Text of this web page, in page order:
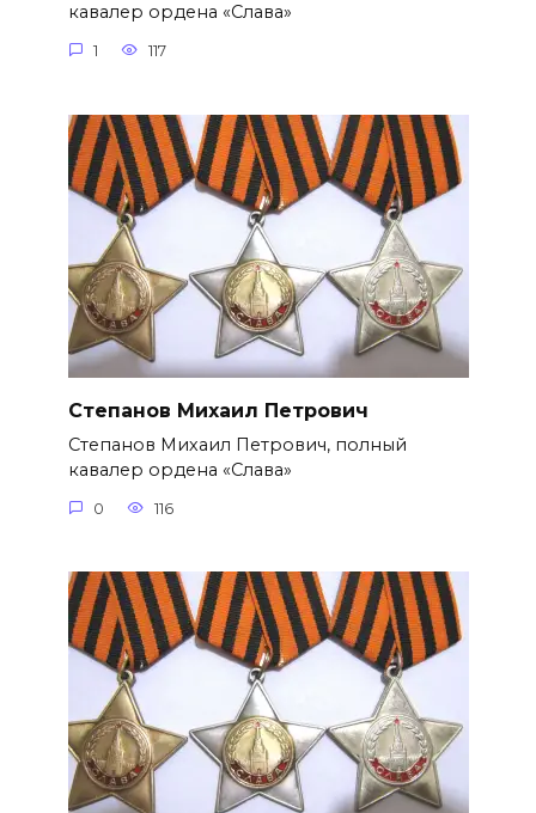
кавалер ордена «Слава»
1 117
Степанов Михаил Петрович
Степанов Михаил Петрович, полный
кавалер ордена «Слава»
0 116